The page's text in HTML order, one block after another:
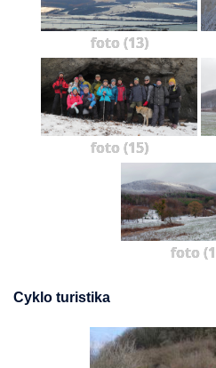
foto (13)
foto (15)
foto
Cyklo turistika